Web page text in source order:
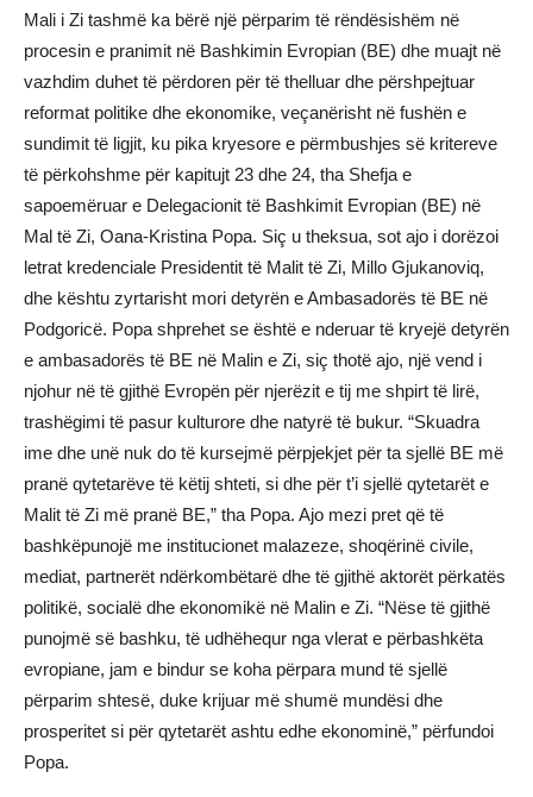
Mali i Zi tashmë ka bërë një përparim të rëndësishëm në
procesin e pranimit në Bashkimin Evropian (BE) dhe muajt në
vazhdim duhet të përdoren për të thelluar dhe përshpejtuar
reformat politike dhe ekonomike, veçanërisht në fushën e
sundimit të ligjit, ku pika kryesore e përmbushjes së kritereve
të përkohshme për kapitujt 23 dhe 24, tha Shefja e
sapoemëruar e Delegacionit të Bashkimit Evropian (BE) në
Mal të Zi, Oana-Kristina Popa. Siç u theksua, sot ajo i dorëzoi
letrat kredenciale Presidentit të Malit të Zi, Millo Gjukanoviq,
dhe kështu zyrtarisht mori detyrën e Ambasadorës të BE në
Podgoricë. Popa shprehet se është e nderuar të kryejë detyrën
e ambasadorës të BE në Malin e Zi, siç thotë ajo, një vend i
njohur në të gjithë Evropën për njerëzit e tij me shpirt të lirë,
trashëgimi të pasur kulturore dhe natyrë të bukur. “Skuadra
ime dhe unë nuk do të kursejmë përpjekjet për ta sjellë BE më
pranë qytetarëve të këtij shteti, si dhe për t’i sjellë qytetarët e
Malit të Zi më pranë BE,” tha Popa. Ajo mezi pret që të
bashkëpunojë me institucionet malazeze, shoqërinë civile,
mediat, partnerët ndërkombëtarë dhe të gjithë aktorët përkatës
politikë, socialë dhe ekonomikë në Malin e Zi. “Nëse të gjithë
punojmë së bashku, të udhëhequr nga vlerat e përbashkëta
evropiane, jam e bindur se koha përpara mund të sjellë
përparim shtesë, duke krijuar më shumë mundësi dhe
prosperitet si për qytetarët ashtu edhe ekonominë,” përfundoi
Popa.